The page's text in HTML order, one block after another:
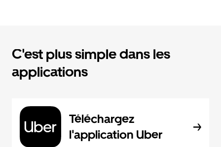
C'est plus simple dans les
applications
Téléchargez
l'application Uber